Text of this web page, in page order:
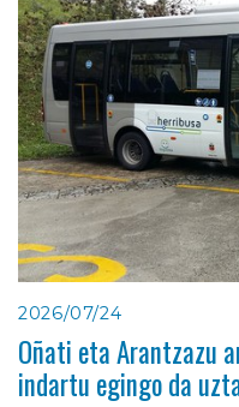
2026/07/24
Oñati eta Arantzazu
indartu egingo da